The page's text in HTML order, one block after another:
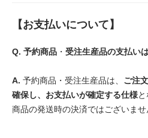
【お支払いについて】
Q. 予約商品 ・ 受注生産品の支払い
A. 予約商品・受注生産品は、 ご注
確保し、お支払いが確定する仕様
商品の発送時の決済ではございませ